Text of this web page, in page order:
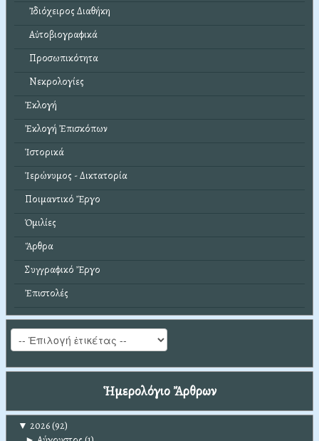
Ἰδιόχειρος Διαθήκη
Αὐτοβιογραφικά
Προσωπικότητα
Νεκρολογίες
Ἐκλογή
Ἐκλογή Ἐπισκόπων
Ἱστορικά
Ἱερώνυμος - Δικτατορία
Ποιμαντικό Ἔργο
Ὁμιλίες
Ἄρθρα
Συγγραφικό Ἔργο
Ἐπιστολές
Ἡμερολόγιο Ἄρθρων
▼ 2026(92)